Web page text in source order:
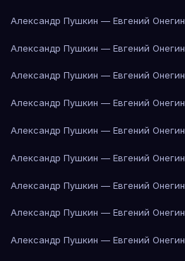
Александр Пушкин — Евгений Онегин
Александр Пушкин — Евгений Онегин
Александр Пушкин — Евгений Онегин
Александр Пушкин — Евгений Онегин
Александр Пушкин — Евгений Онегин
Александр Пушкин — Евгений Онегин
Александр Пушкин — Евгений Онегин
Александр Пушкин — Евгений Онегин
Александр Пушкин — Евгений Онегин